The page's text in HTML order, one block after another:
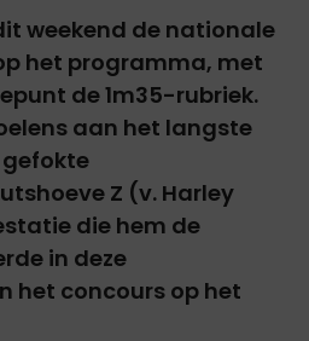
weekend de nationale
het programma, met
de 1m35-rubriek.
aan het langste
Z (v. Harley
die hem de
in deze
het concours op het